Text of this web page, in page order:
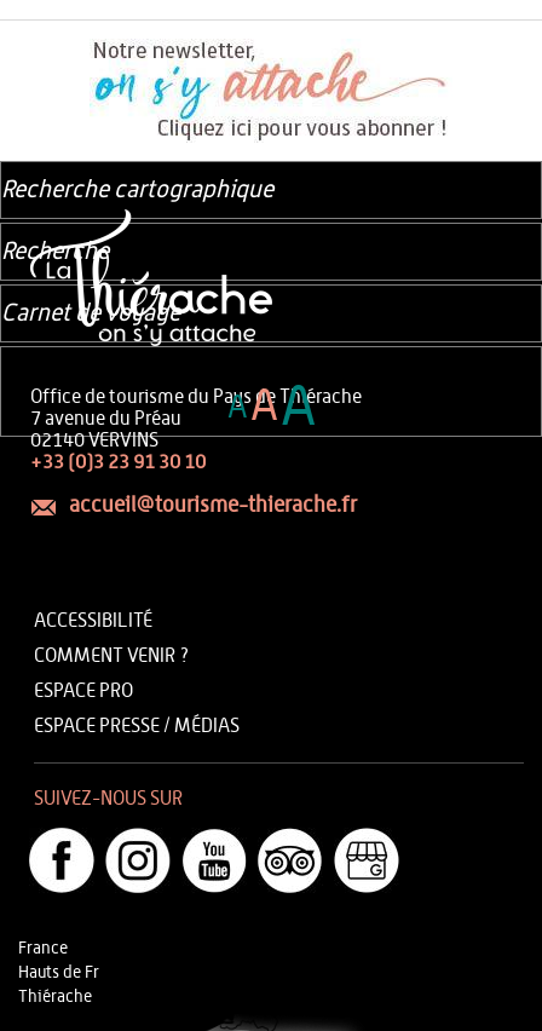
Office de tourisme du Pays de Thiérache
7 avenue du Préau
02140 VERVINS
+33 (0)3 23 91 30 10
accueil@tourisme-thierache.fr
ACCESSIBILITÉ
COMMENT VENIR ?
ESPACE PRO
ESPACE PRESSE / MÉDIAS
SUIVEZ-NOUS SUR
France
Hauts de Fr
Thiérache
Recherche cartographique
Recherche
Carnet de voyage
AAA